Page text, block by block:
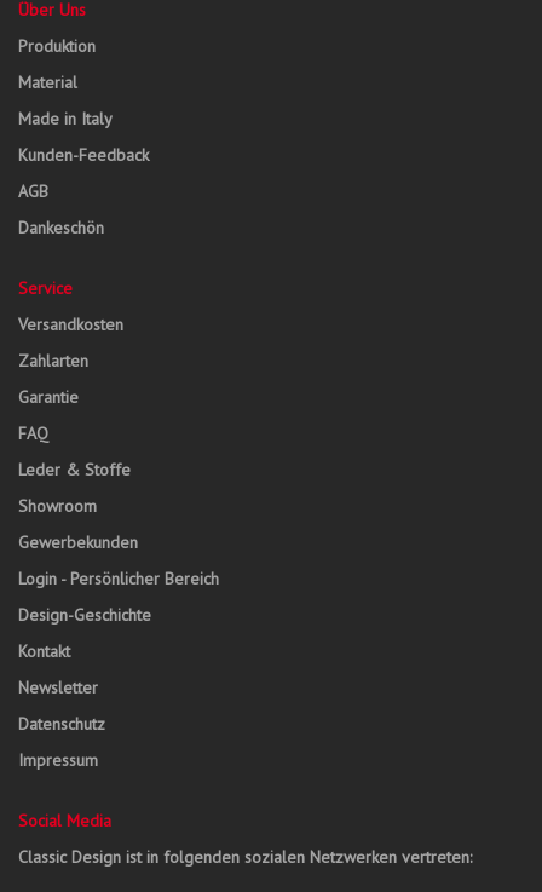
Über Uns
Produktion
Material
Made in Italy
Kunden-Feedback
AGB
Dankeschön
Service
Versandkosten
Zahlarten
Garantie
FAQ
Leder & Stoffe
Showroom
Gewerbekunden
Login - Persönlicher Bereich
Design-Geschichte
Kontakt
Newsletter
Datenschutz
Impressum
Social Media
Classic Design ist in folgenden sozialen Netzwerken vertreten: